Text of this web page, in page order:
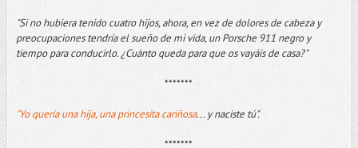
"Si no hubiera tenido cuatro hijos, ahora, en vez de dolores de cabeza y
preocupaciones tendría el sueño de mi vida, un Porsche 911 negro y
tiempo para conducirlo. ¿Cuánto queda para que os vayáis de casa?"
*******
"Yo quería una hija, una princesita cariñosa... y naciste tú".
*******